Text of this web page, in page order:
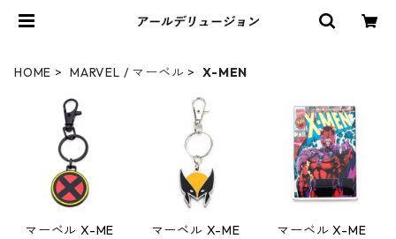
HOME MARVEL / マーベル X-MEN
マーベル X-ME
マーベル X-ME
マーベル X-ME